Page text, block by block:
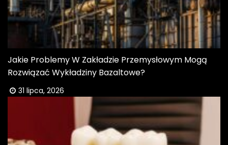
Jakie Problemy W Zakładzie Przemysłowym Mogą
Rozwiązać Wykładziny Bazaltowe?
31 lipca, 2026